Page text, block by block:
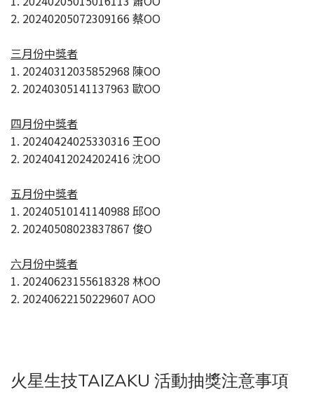
2. 20240205072309166 蔡OO
三月份中獎者
1. 20240312035852968 陳OO
2. 20240305141137963 歐OO
四月份中獎者
1. 20240424025330316 王OO
2. 20240412024202416 沈OO
五月份中獎者
1. 20240510141140988 邱OO
2. 20240508023837867 俊O
六月份中獎者
1. 20240623155618328 林OO
2. 20240622150229607 AOO
火星生技TAIZAKU 活動抽獎注意事項